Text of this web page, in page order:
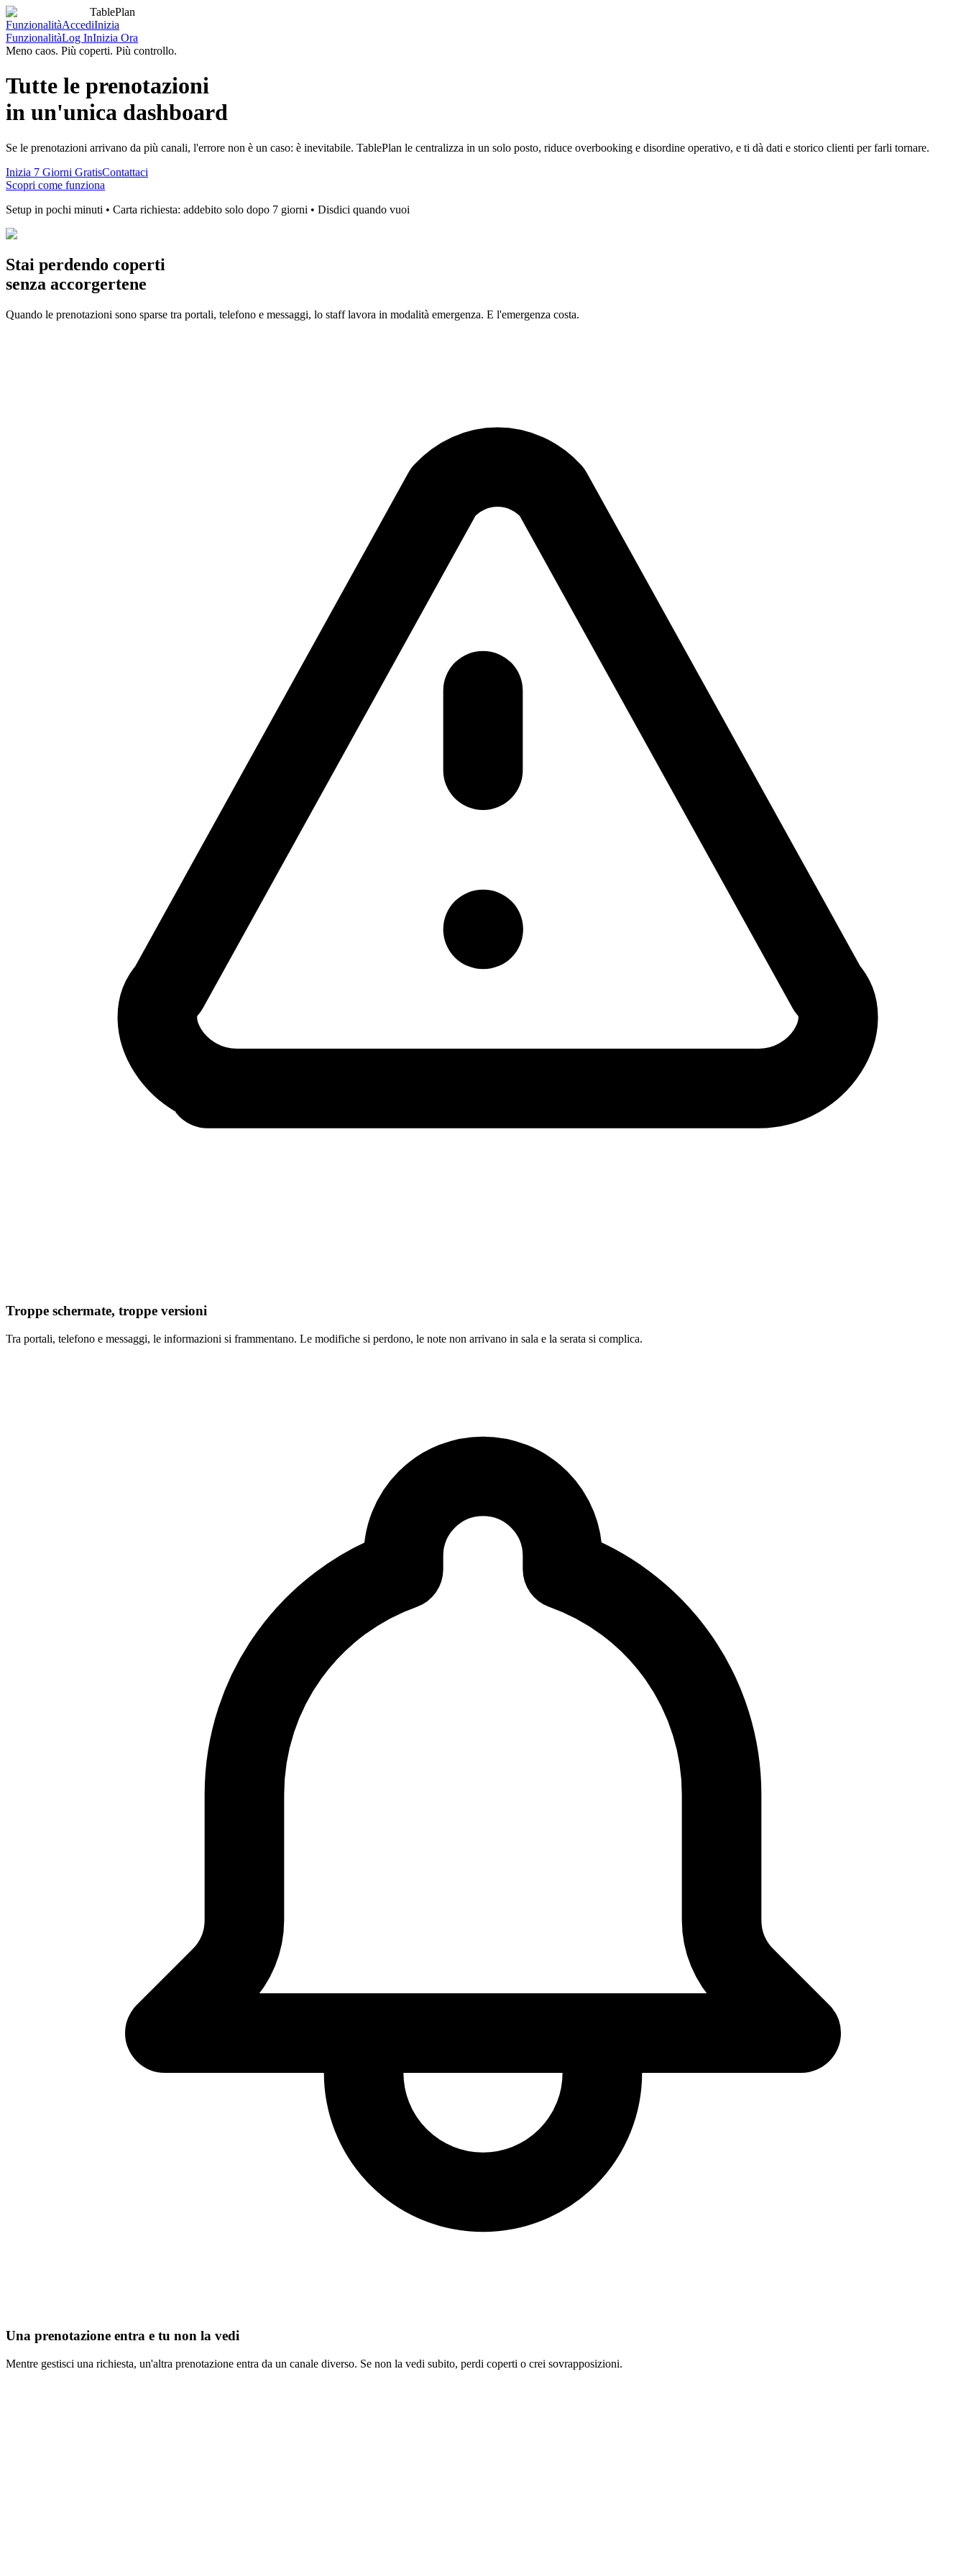
TablePlan
FunzionalitàAccediInizia
FunzionalitàLog InInizia Ora
Meno caos. Più coperti. Più controllo.
Tutte le prenotazioni
in un'unica dashboard
Se le prenotazioni arrivano da più canali, l'errore non è un caso: è inevitabile. TablePlan le centralizza in un solo posto, riduce overbooking e disordine operativo, e ti dà dati e storico clienti per farli tornare.
Inizia 7 Giorni GratisContattaci
Scopri come funziona
Setup in pochi minuti • Carta richiesta: addebito solo dopo 7 giorni • Disdici quando vuoi
Stai perdendo coperti
senza accorgertene
Quando le prenotazioni sono sparse tra portali, telefono e messaggi, lo staff lavora in modalità emergenza. E l'emergenza costa.
Troppe schermate, troppe versioni
Tra portali, telefono e messaggi, le informazioni si frammentano. Le modifiche si perdono, le note non arrivano in sala e la serata si complica.
Una prenotazione entra e tu non la vedi
Mentre gestisci una richiesta, un'altra prenotazione entra da un canale diverso. Se non la vedi subito, perdi coperti o crei sovrapposizioni.